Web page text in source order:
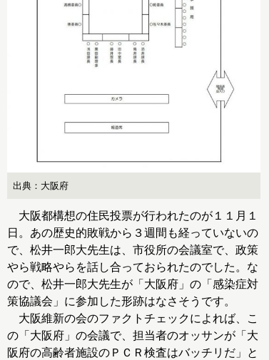
出典：大阪府
大阪都構想の住民投票が行われたのが１１月１
日。あの歴史的敗戦から３週間も経っていないの
で、松井一郎大先生は、市役所の会議室で、政策
やら戦略やらを話し合っておられたのでした。な
ので、松井一郎大先生が「大阪府」の「感染症対
策協議会」に参加した形跡はなさそうです。
大阪維新の会のファクトチェックによれば、こ
の「大阪府」の会議で、担当者のオッサンが「大
阪府の高齢者施設のＰＣＲ検査はバッチリだ」と